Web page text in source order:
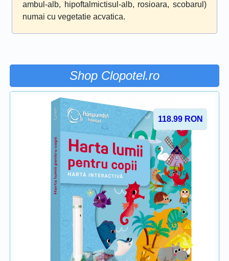
ambul-alb, hipoftalmictisul-alb, rosioara, scobarul)
numai cu vegetatie acvatica.
Shop Clopotel.ro
118.99 RON